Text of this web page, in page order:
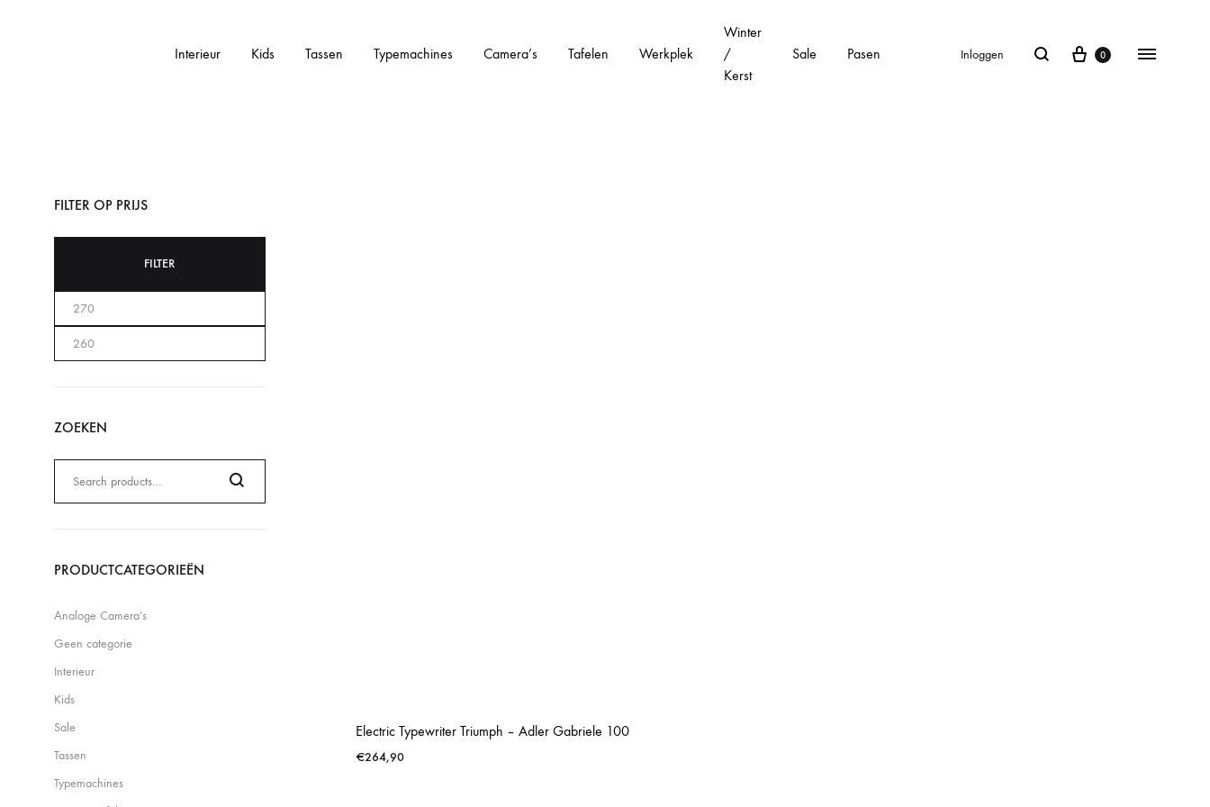
Interieur Kids Tassen Typemachines Camera’s Tafelen Werkplek
Winter
/
Kerst
Sale Pasen Inloggen 0
Electric Typewriter Triumph – Adler Gabriele 100
€264,90
FILTER OP PRIJS
FILTER
ZOEKEN
naar:
Search
PRODUCTCATEGORIEËN
Analoge Camera's
Geen categorie
Interieur
Kids
Sale
Tassen
Typemachines